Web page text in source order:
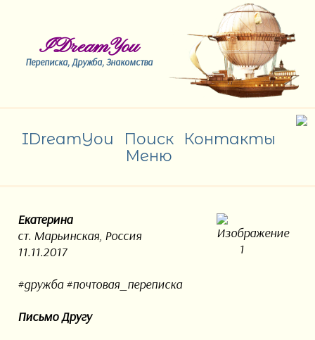
IDreamYou
Переписка, Дружба, Знакомства
IDreamYou Поиск
Контакты
Меню
Екатерина
ст. Марьинская, Россия
11.11.2017
#дружба #почтовая_переписка
Письмо Другу